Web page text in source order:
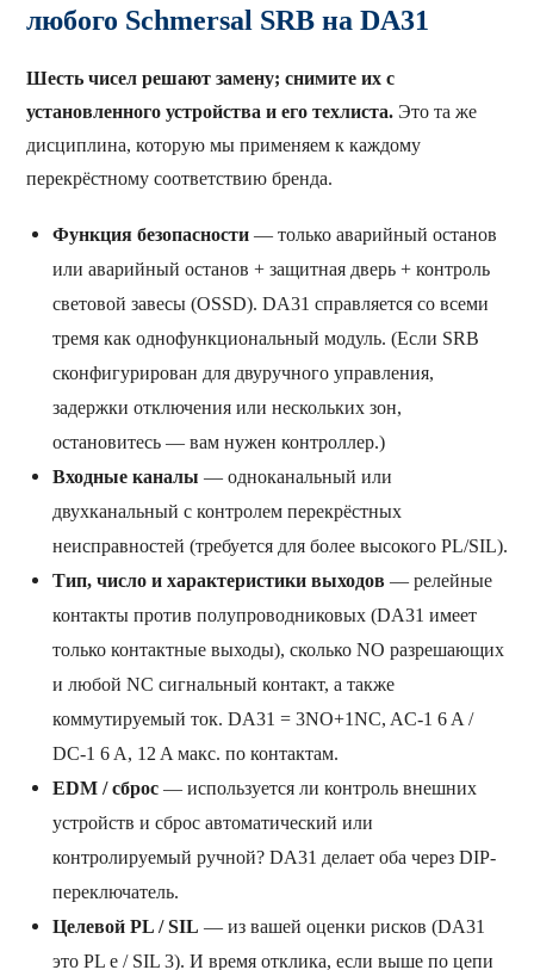
любого Schmersal SRB на DA31
Шесть чисел решают замену; снимите их с
установленного устройства и его техлиста. Это та же
дисциплина, которую мы применяем к каждому
перекрёстному соответствию бренда.
Функция безопасности — только аварийный останов
или аварийный останов + защитная дверь + контроль
световой завесы (OSSD). DA31 справляется со всеми
тремя как однофункциональный модуль. (Если SRB
сконфигурирован для двуручного управления,
задержки отключения или нескольких зон,
остановитесь — вам нужен контроллер.)
Входные каналы — одноканальный или
двухканальный с контролем перекрёстных
неисправностей (требуется для более высокого PL/SIL).
Тип, число и характеристики выходов — релейные
контакты против полупроводниковых (DA31 имеет
только контактные выходы), сколько NO разрешающих
и любой NC сигнальный контакт, а также
коммутируемый ток. DA31 = 3NO+1NC, AC-1 6 A /
DC-1 6 A, 12 A макс. по контактам.
EDM / сброс — используется ли контроль внешних
устройств и сброс автоматический или
контролируемый ручной? DA31 делает оба через DIP-
переключатель.
Целевой PL / SIL — из вашей оценки рисков (DA31
это PL e / SIL 3). И время отклика, если выше по цепи